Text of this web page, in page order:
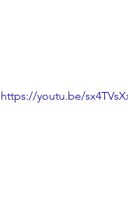
https://youtu.be/